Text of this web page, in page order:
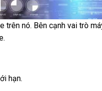
trên nó. Bên cạnh vai trò
hạn.